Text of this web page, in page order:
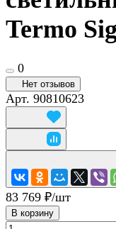
Termo
0
Нет отзывов
Арт. 90810623
83 769 ₽/шт
В корзину